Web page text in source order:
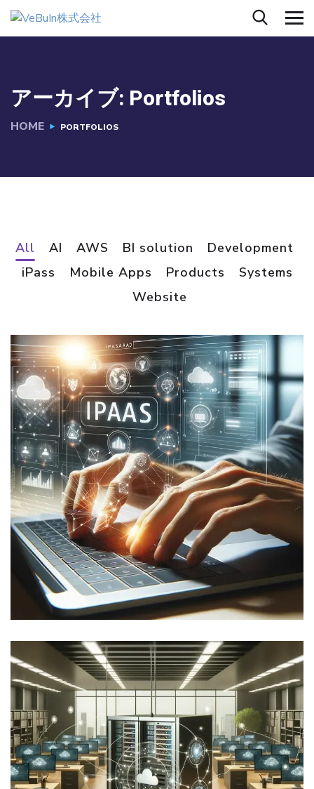
アーカイブ: Portfolios
HOME PORTFOLIOS
All AI AWS BI solution
Development
iPass
Mobile Apps Products
Systems
Website
iPaaS
IPASS